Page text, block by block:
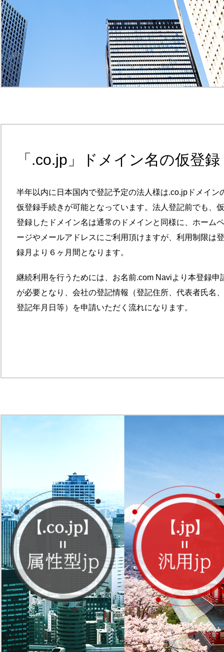
「.co.jp」ドメイン名の仮登録
半年以内に日本国内で登記予定の法人様は.co.jpドメイン
仮登録手続きが可能となっています。法人登記前でも、仮
登録したドメイン名は通常のドメインと同様に、ホームペ
ージやメールアドレスにご利用頂けますが、利用制限は登
録月より６ヶ月間となります。
継続利用を行うためには、お名前.com Naviより本登録申
が必要となり、会社の登記情報（登記住所、代表者氏名、
登記年月日等）を申請いただく流れになります。